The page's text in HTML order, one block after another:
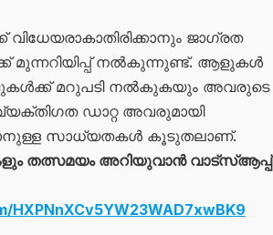
ജാഗ്രത
മുന്നറിയിപ്പ് നൽകുന്നുണ്ട്. ആളുകൾ
മറുപടി നൽകുകയും അവരുടെ
ഡാറ്റ അവരുമായി
സാധ്യതകൾ കൂടുതലാണ്.
തത്സമയം അറിയുവാൻ വാട്സ്ആപ്പ്